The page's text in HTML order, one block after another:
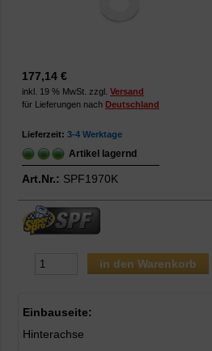
177,14 €
inkl. 19 % MwSt. zzgl. Versand
für Lieferungen nach Deutschland
Lieferzeit: 3-4 Werktage
Artikel lagernd
Art.Nr.: SPF1970K
Einbauseite:
Hinterachse